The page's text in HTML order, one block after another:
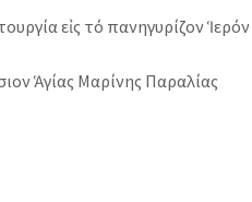
εἰς τό πανηγυρίζον Ἱερόν
Ἁγίας Μαρίνης Παραλίας